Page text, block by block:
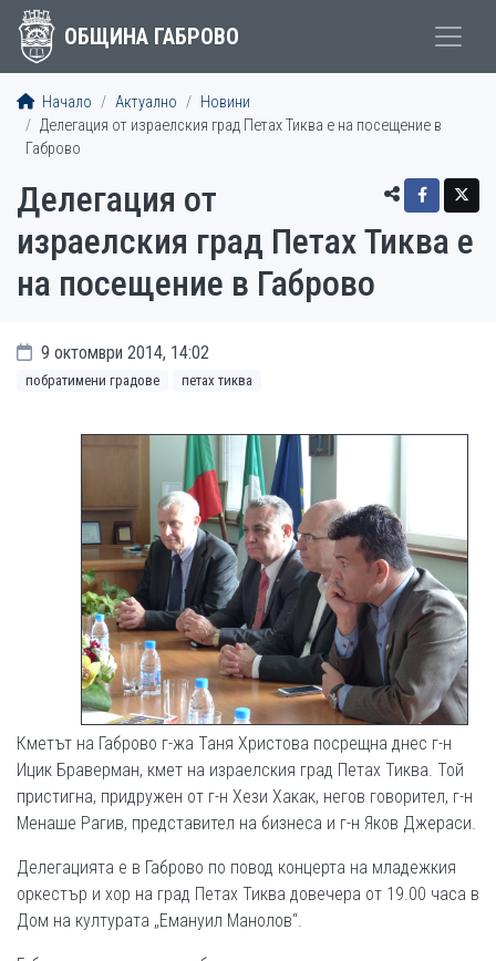
ОБЩИНА ГАБРОВО
Начало Актуално
Новини
Делегация от израелския град Петах Тиква е на посещение в
Габрово
Делегация от
израелския град Петах Тиква е
на посещение в Габрово
9 октомври 2014, 14:02
побратимени градове петах тиква
Кметът на Габрово г-жа Таня Христова посрещна днес г-н
Ицик Браверман, кмет на израелския град Петах Тиква. Той
пристигна, придружен от г-н Хези Хакак, негов говорител, г-н
Менаше Рагив, представител на бизнеса и г-н Яков Джераси.
Делегацията е в Габрово по повод концерта на младежкия
оркестър и хор на град Петах Тиква довечера от 19.00 часа в
Дом на културата „Емануил Манолов“.